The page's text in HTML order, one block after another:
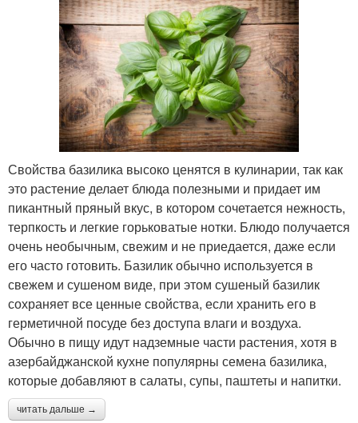
Свойства базилика высоко ценятся в кулинарии, так как
это растение делает блюда полезными и придает им
пикантный пряный вкус, в котором сочетается нежность,
терпкость и легкие горьковатые нотки. Блюдо получается
очень необычным, свежим и не приедается, даже если
его часто готовить. Базилик обычно используется в
свежем и сушеном виде, при этом сушеный базилик
сохраняет все ценные свойства, если хранить его в
герметичной посуде без доступа влаги и воздуха.
Обычно в пищу идут надземные части растения, хотя в
азербайджанской кухне популярны семена базилика,
которые добавляют в салаты, супы, паштеты и напитки.
читать дальше →